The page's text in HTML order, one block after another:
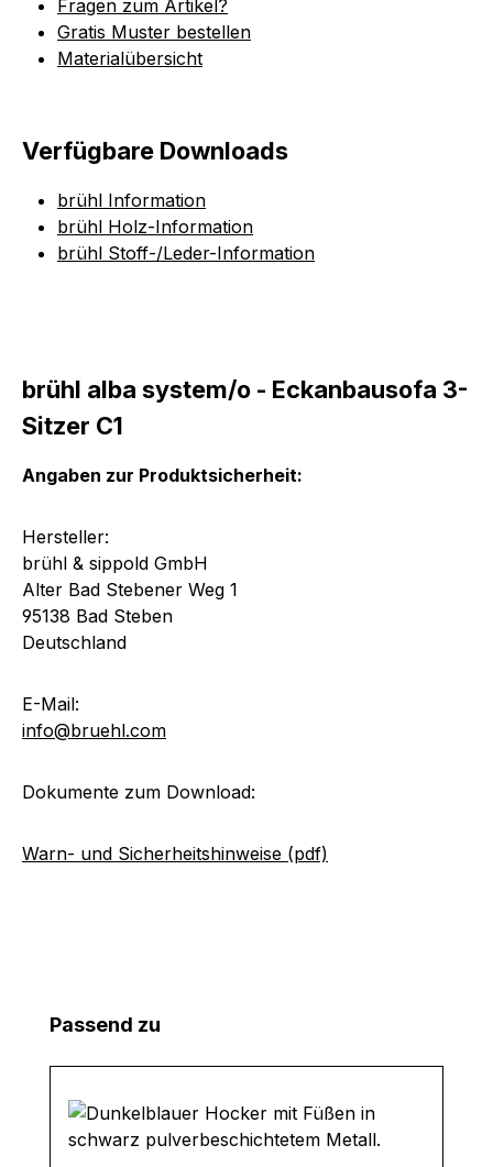
Fragen zum Artikel?
Gratis Muster bestellen
Materialübersicht
Verfügbare Downloads
brühl Information
brühl Holz-Information
brühl Stoff-/Leder-Information
brühl alba system/o - Eckanbausofa 3-
Sitzer C1
Angaben zur Produktsicherheit:
Hersteller:
brühl & sippold GmbH
Alter Bad Stebener Weg 1
95138 Bad Steben
Deutschland
E-Mail:
info@bruehl.com
Dokumente zum Download:
Warn- und Sicherheitshinweise (pdf)
Produktgalerie überspringen
Passend zu